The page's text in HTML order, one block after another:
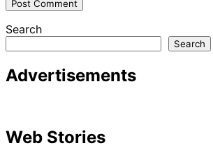
Search
Search
Advertisements
Web Stories